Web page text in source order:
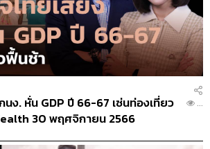
นง. หั่น GDP ปี 66-67 เซ่นท่องเที่ยว
30 พฤศจิกายน 2566
...